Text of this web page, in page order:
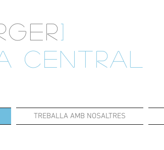
]
CENTRAL
TREBALLA AMB NOSALTRES